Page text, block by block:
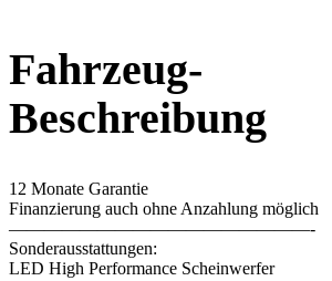
Fahrzeug-
Beschreibung
12 Monate Garantie
Finanzierung auch ohne Anzahlung möglich
—————————————————-
Sonderausstattungen:
LED High Performance Scheinwerfer